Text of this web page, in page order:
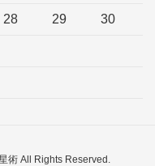
28 29 30
術 All Rights Reserved.